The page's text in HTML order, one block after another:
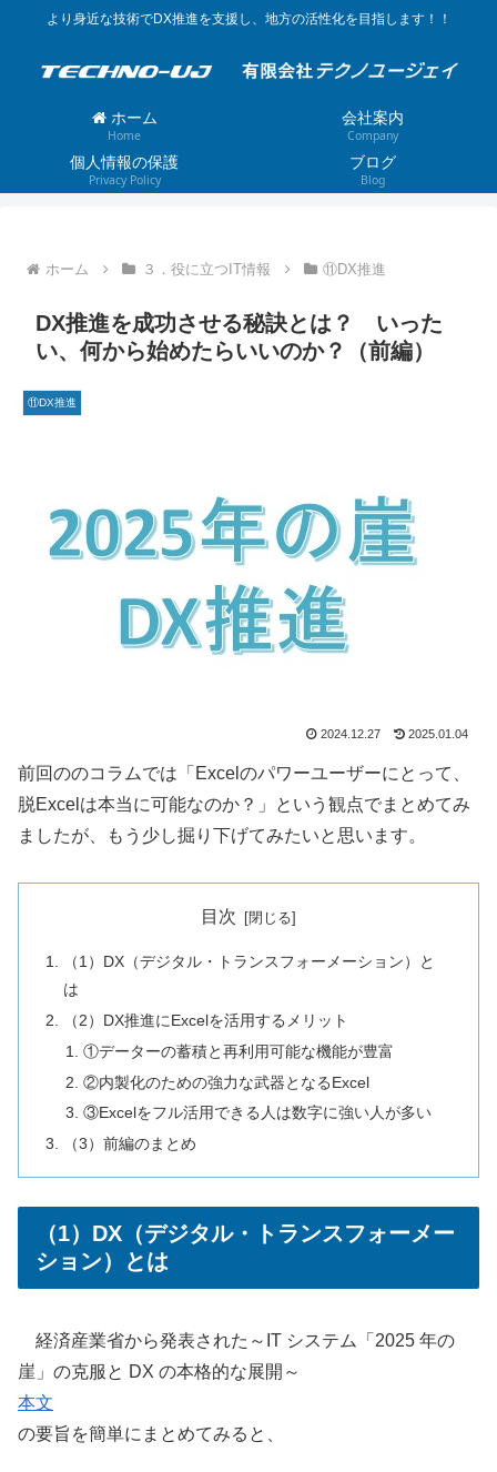
より身近な技術でDX推進を支援し、地方の活性化を目指します！！
ホーム
Home
会社案内
Company
個人情報の保護
Privacy Policy
ブログ
Blog
ホーム ３．役に立つIT情報 ⑪DX推進
DX推進を成功させる秘訣とは？ いった
い、何から始めたらいいのか？（前編）
⑪DX推進
2024.12.27 2025.01.04
前回ののコラムでは「Excelのパワーユーザーにとって、
脱Excelは本当に可能なのか？」という観点でまとめてみ
ましたが、もう少し掘り下げてみたいと思います。
目次
（1）DX（デジタル・トランスフォーメーション）と
は
（2）DX推進にExcelを活用するメリット
①データーの蓄積と再利用可能な機能が豊富
②内製化のための強力な武器となるExcel
③Excelをフル活用できる人は数字に強い人が多い
（3）前編のまとめ
（1）DX（デジタル・トランスフォーメー
ション）とは
経済産業省から発表された～IT システム「2025 年の
崖」の克服と DX の本格的な展開～
本文
の要旨を簡単にまとめてみると、